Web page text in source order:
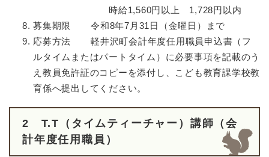
時給1,560円以上 1,728円以内
募集期限
令和8年7月31日（金曜日）まで
応募方法
軽井沢町会計年度任用職員申込書（フ
ルタイムまたはパートタイム）に必要事項を記載のう
え教員免許証のコピーを添付し、こども教育課学校教
育係へ提出してください。
2 T.T（タイムティーチャー）講師（会
計年度任用職員）